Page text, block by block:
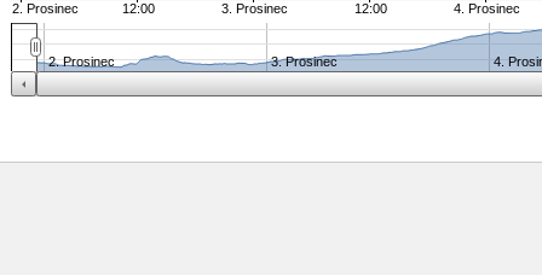
2. Prosinec 12:00 3. Prosinec 12:00 4. Prosinec
2. Prosinec 3. Prosinec 4.